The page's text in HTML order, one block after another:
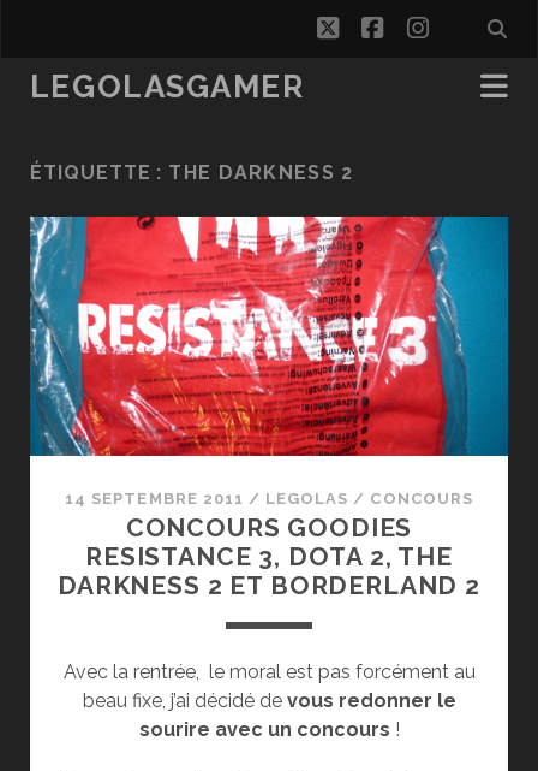
twitterfacebook
LEGOLASGAMER
ÉTIQUETTE : THE DARKNESS 2
14 SEPTEMBRE 2011 / LEGOLAS / CONCOURS
CONCOURS GOODIES
RESISTANCE 3, DOTA 2, THE
DARKNESS 2 ET BORDERLAND 2
Avec la rentrée, le moral est pas forcément au
beau fixe, j’ai décidé de vous redonner le
sourire avec un concours !